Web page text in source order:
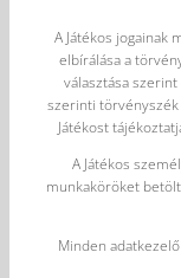
A Játékos jogainak
elbírálása a
választása
szerinti
Játékost
A Játékos
munkaköröket
Minden